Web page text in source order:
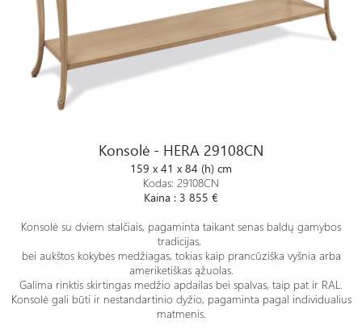
Konsolė - HERA 29108CN
159 x 41 x 84 (h) cm
Kodas: 29108CN
Kaina : 3 855 €
Konsolė su dviem stalčiais, pagaminta taikant senas baldų gamybos
tradicijas,
bei aukštos kokybės medžiagas, tokias kaip prancūziška vyšnia arba
ameriketiškas ąžuolas.
Galima rinktis skirtingas medžio apdailas bei spalvas, taip pat ir RAL.
Konsolė gali būti ir nestandartinio dyžio, pagaminta pagal individualius
matmenis.